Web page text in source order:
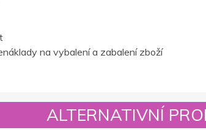
na vybalení a zabalení zboží
ALTERNATIVNÍ